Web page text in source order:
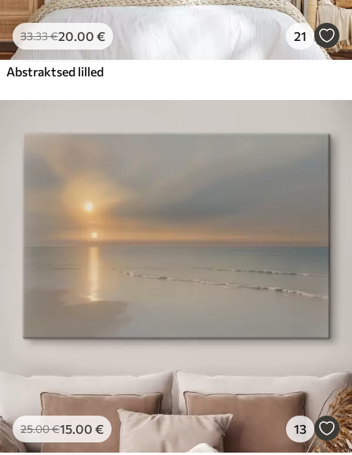
33.33€20.00 € 21
Abstraktsed lilled
25.00€15.00 € 13